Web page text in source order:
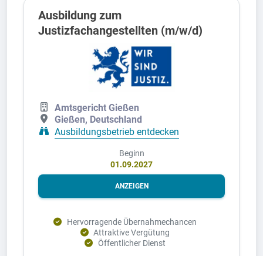
Ausbildung zum
Justizfachangestellten (m/w/d)
Amtsgericht Gießen
Gießen, Deutschland
Ausbildungsbetrieb entdecken
Beginn
01.09.2027
ANZEIGEN
Hervorragende Übernahmechancen
Attraktive Vergütung
Öffentlicher Dienst